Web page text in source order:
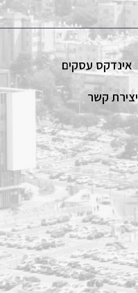
אינדקס עסקים
יצירת קשר